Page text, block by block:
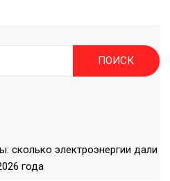
сколько электроэнергии дали
года